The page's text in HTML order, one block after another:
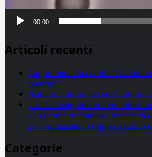
00:00
Articoli recenti
La proteina chiave
neuroni
Statine: inutilmente attribuiti
Un farmaco, due nuove
carcinoma mammario
seno metastatico triplo negativo
Categorie